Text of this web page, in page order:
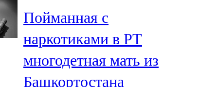
Мамадыш
106,2 FM
Минзәлә
Пойманная с
наркотиками в РТ
многодетная мать из
Башкортостана